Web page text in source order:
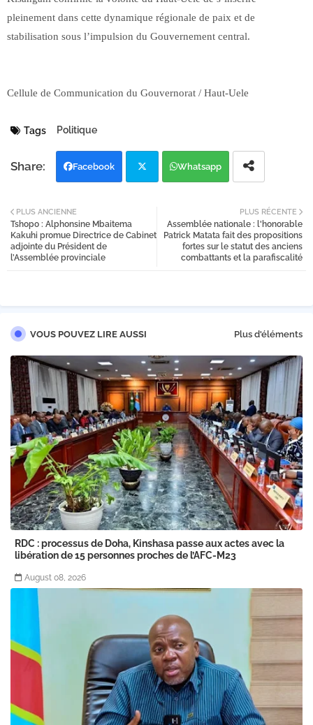
pleinement dans cette dynamique régionale de paix et de
stabilisation sous l’impulsion du Gouvernement central.
Cellule de Communication du Gouvernorat / Haut-Uele
Tags Politique
Facebook Whatsapp
PLUS RÉCENTE
Assemblée nationale : l'honorable
Patrick Matata fait des propositions
fortes sur le statut des anciens
combattants et la parafiscalité
PLUS ANCIENNE
Tshopo : Alphonsine Mbaitema
Kakuhi promue Directrice de Cabinet
adjointe du Président de
l’Assemblée provinciale
VOUS POUVEZ LIRE AUSSI Plus d'éléments
RDC : processus de Doha, Kinshasa passe aux actes avec la
libération de 15 personnes proches de l’AFC-M23
August 08, 2026